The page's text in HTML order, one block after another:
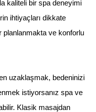
kaliteli bir spa deneyimi
ihtiyaçları dikkate
planlanmakta ve konforlu
uzaklaşmak, bedeninizi
istiyorsanız spa ve
Klasik masajdan